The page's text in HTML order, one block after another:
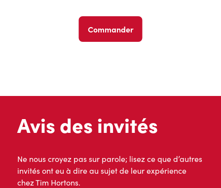
Commander
Avis des invités
Ne nous croyez pas sur parole; lisez ce que d’autres
invités ont eu à dire au sujet de leur expérience
chez Tim Hortons.